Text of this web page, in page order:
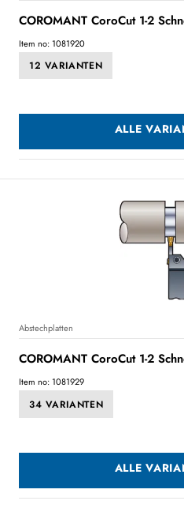
COROMANT CoroCut 1-2
Item no: 1081920
12 VARIANTEN
ALLE
Abstechplatten
COROMANT CoroCut 1-2
Item no: 1081929
34 VARIANTEN
ALLE